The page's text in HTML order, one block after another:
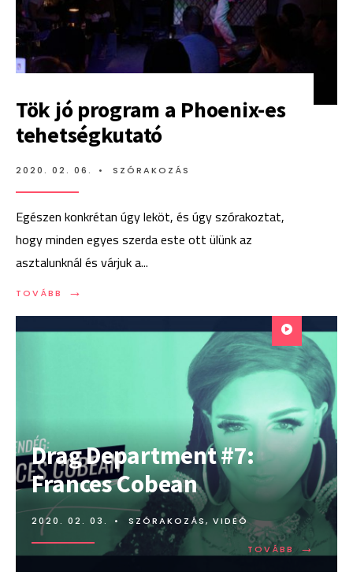
Tök jó program a Phoenix-es
tehetségkutató
2020. 02. 06. • SZÓRAKOZÁS
Egészen konkrétan úgy leköt, és úgy szórakoztat,
hogy minden egyes szerda este ott ülünk az
asztalunknál és várjuk a...
TOVÁBB →
TOVÁBB:
PROGRAM
Drag Department #7:
Frances Cobean
2020. 02. 03. • SZÓRAKOZÁS, VIDEÓ
TOVÁBB →
TOVÁBB: